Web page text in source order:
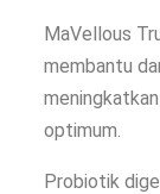
MaVellous
membantu
optimum.
Probiotik